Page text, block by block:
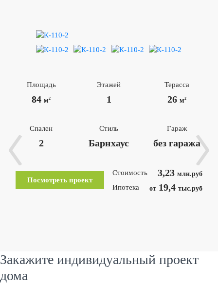
Площадь
84м2
Этажей
1
Терасса
26 м2
Спален
2
Стиль
Барнхаус
Гараж
без гаража
Стоимость 3,23млн.руб
Ипотека от 19,4тыс.руб
Посмотреть проект
Закажите индивидуальный проект
дома